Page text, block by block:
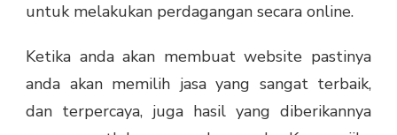
untuk melakukan perdagangan secara online.
Ketika anda akan membuat website pastinya
anda akan memilih jasa yang sangat terbaik,
dan terpercaya, juga hasil yang diberikannya